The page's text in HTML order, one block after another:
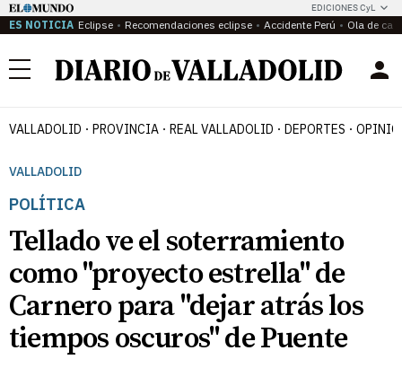
EDICIONES CyL
ES NOTICIA Eclipse Recomendaciones eclipse Accidente Perú Ola de
Menú
VALLADOLID PROVINCIA REAL VALLADOLID DEPORTES
VALLADOLID
POLÍTICA
Tellado ve el soterramiento
como "proyecto estrella" de
Carnero para "dejar atrás los
tiempos oscuros" de Puente